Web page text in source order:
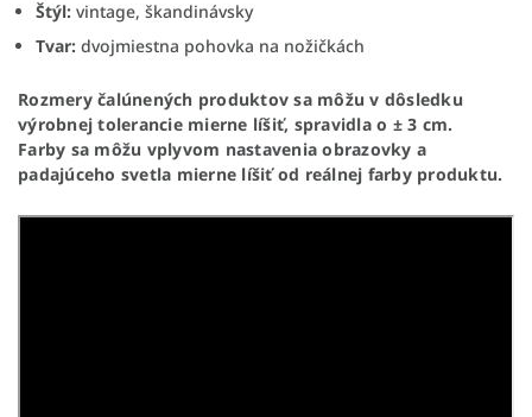
Štýl: vintage, škandinávsky
Tvar: dvojmiestna pohovka na nožičkách
Rozmery čalúnených produktov sa môžu v dôsledku
výrobnej tolerancie mierne líšiť, spravidla o ± 3 cm.
Farby sa môžu vplyvom nastavenia obrazovky a
padajúceho svetla mierne líšiť od reálnej farby produktu.